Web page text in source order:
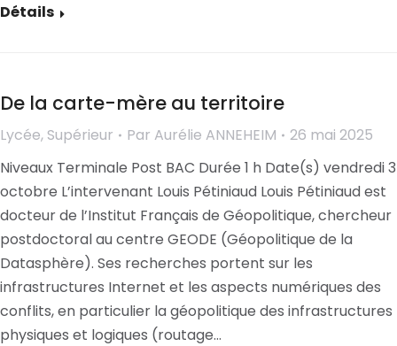
Détails
De la carte-mère au territoire
Lycée, Supérieur Par Aurélie ANNEHEIM
26 mai 2025
Niveaux Terminale Post BAC Durée 1 h Date(s) vendredi 3
octobre L’intervenant Louis Pétiniaud Louis Pétiniaud est
docteur de l’Institut Français de Géopolitique, chercheur
postdoctoral au centre GEODE (Géopolitique de la
Datasphère). Ses recherches portent sur les
infrastructures Internet et les aspects numériques des
conflits, en particulier la géopolitique des infrastructures
physiques et logiques (routage…